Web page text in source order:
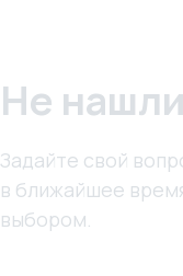
Не
Задайте свой
в ближайшее
выбором.